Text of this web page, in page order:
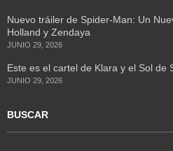
Nuevo tráiler de Spider-Man: Un
Holland y Zendaya
JUNIO 29, 2026
Este es el cartel de Klara y el Sol de
JUNIO 29, 2026
BUSCAR